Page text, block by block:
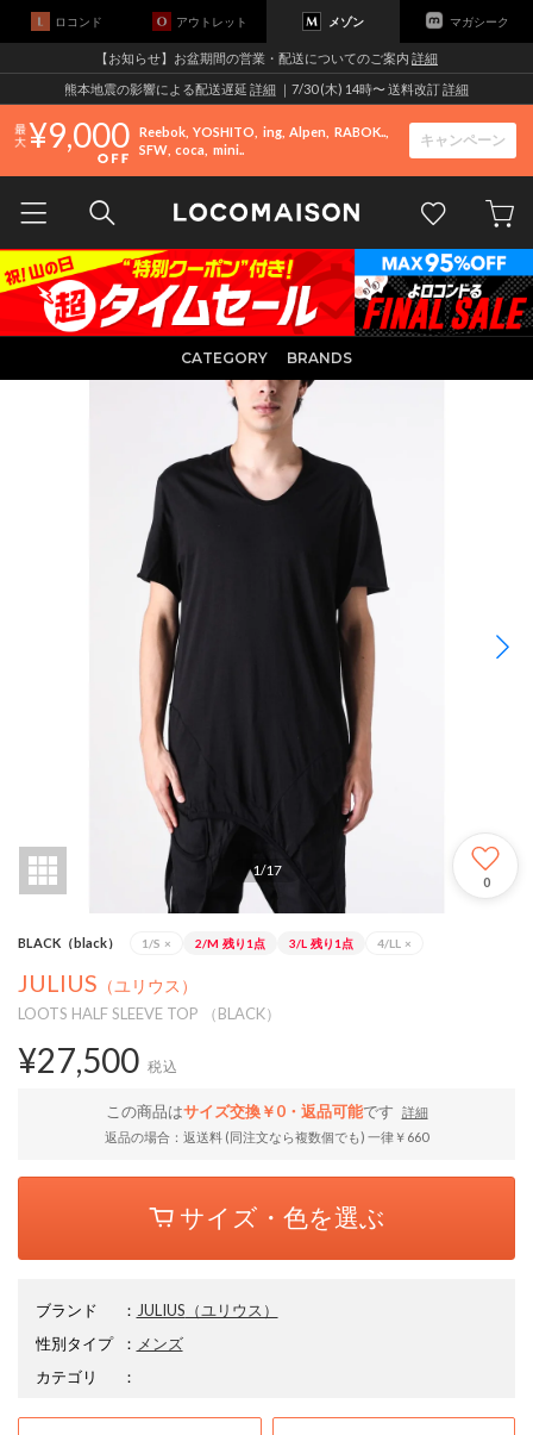
ロコンド アウトレット メゾン マガシーク
【お知らせ】お盆期間の営業・配送についてのご案内 詳細
熊本地震の影響による配送遅延 詳細 ｜7/30 (木) 14時〜 送料改訂詳細
9,000 Reebok YOSHITO ing Alpen
RABOK..
SFW coca mini..
キャンペーン
CATEGORY BRANDS
1/17
0
BLACK（black） 1/S × 2/M 残り1点 3/L 残り1点 4/LL ×
JULIUS （ユリウス）
LOOTS HALF SLEEVE TOP （BLACK）
¥27,500 税込
この商品はサイズ交換￥0・返品可能です
詳細
返品の場合：返送料 (同注文なら複数個でも) 一律￥660
サイズ・色を選ぶ
ブランド ： JULIUS （ユリウス）
性別タイプ
： メンズ
カテゴリ
：